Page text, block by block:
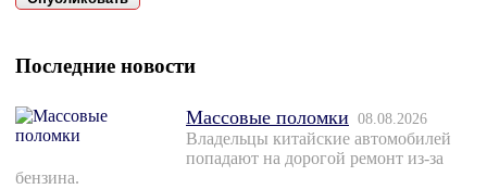
Последние новости
Массовые поломки 08.08.2026
Владельцы китайские автомобилей
попадают на дорогой ремонт из-за
бензина.